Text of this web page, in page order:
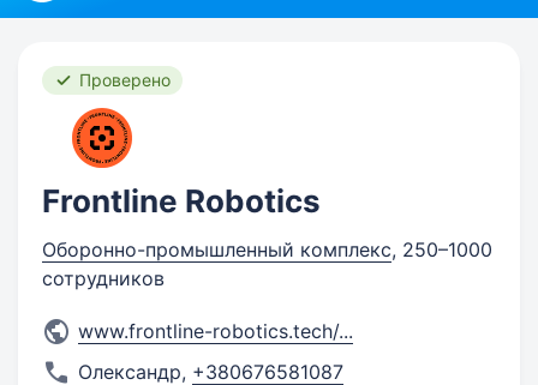
Проверено
Frontline Robotics
Оборонно-промышленный комплекс, 250–1000
сотрудников
www.frontline-robotics.tech/...
Олександр, +380676581087